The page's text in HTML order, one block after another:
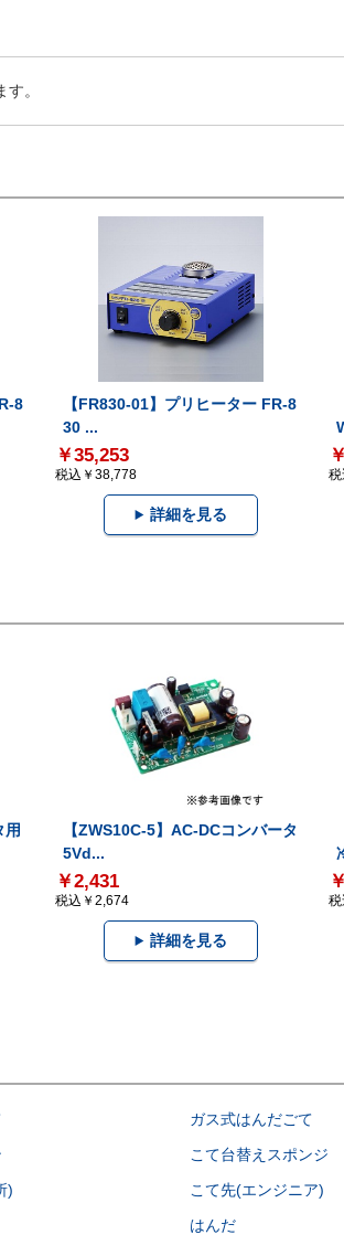
。
8
【FR830-01】プリヒーター FR-8
30 ...
￥35,253
税込￥38,778
詳細を見る
税
用
【ZWS10C-5】AC-DCコンバータ
5Vd...
￥2,431
税込￥2,674
詳細を見る
ガス式はんだごて
こて台替えスポンジ
) こて先(エンジニア)
はんだ